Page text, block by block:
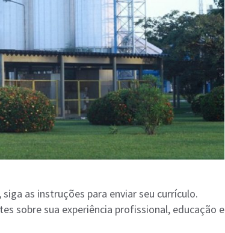
as instruções para enviar seu currículo.
sobre sua experiência profissional, educação e